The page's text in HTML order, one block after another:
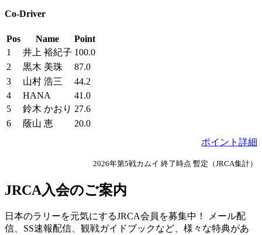
Co-Driver
Pos Name
Point
1
井上 裕紀子 100.0
2
黒木 美珠
87.0
3
山村 浩三
44.2
4
HANA
41.0
5
鈴木 かおり 27.6
6
蔭山 恵
20.0
ポイント詳細
2026年第5戦カムイ 終了時点 暫定（JRCA集計）
JRCA入会のご案内
日本のラリーを元気にするJRCA会員を募集中！ メール配
信、SS速報配信、観戦ガイドブックなど、様々な特典があ